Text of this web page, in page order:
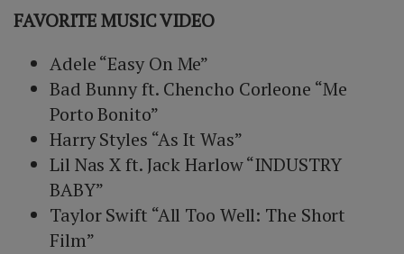
FAVORITE MUSIC VIDEO
Adele “Easy On Me”
Bad Bunny ft. Chencho Corleone “Me
Porto Bonito”
Harry Styles “As It Was”
Lil Nas X ft. Jack Harlow “INDUSTRY
BABY”
Taylor Swift “All Too Well: The Short
Film”